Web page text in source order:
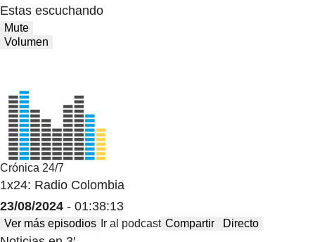
Estas escuchando
Mute
Volumen
Crónica 24/7
1x24: Radio Colombia
23/08/2024 - 01:38:13
Ver más episodios Ir al podcast Compartir Directo